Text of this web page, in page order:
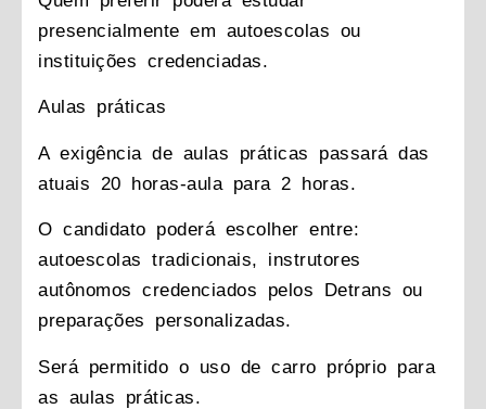
presencialmente em autoescolas ou
instituições credenciadas.
Aulas práticas
A exigência de aulas práticas passará das
atuais 20 horas-aula para 2 horas.
O candidato poderá escolher entre:
autoescolas tradicionais, instrutores
autônomos credenciados pelos Detrans ou
preparações personalizadas.
Será permitido o uso de carro próprio para
as aulas práticas.